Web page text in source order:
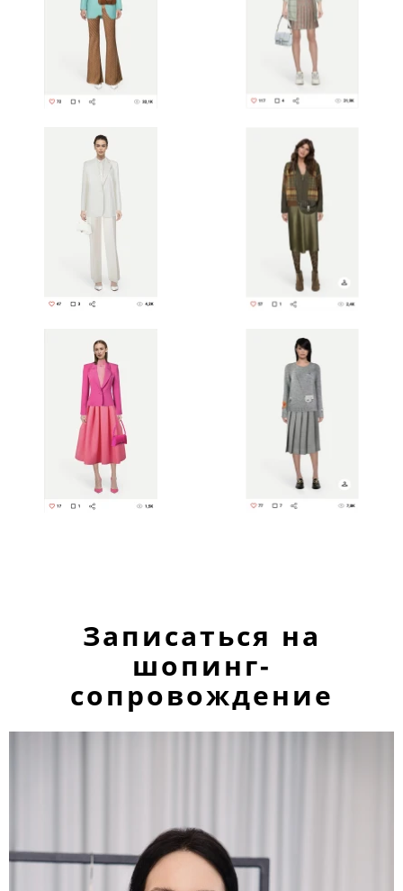
Записаться на
шопинг-
сопровождение